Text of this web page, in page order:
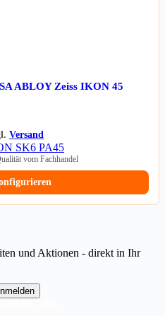
ABLOY Zeiss IKON 45
Versand
SK6 PA45
vom Fachhandel
und Aktionen - direkt in Ihr